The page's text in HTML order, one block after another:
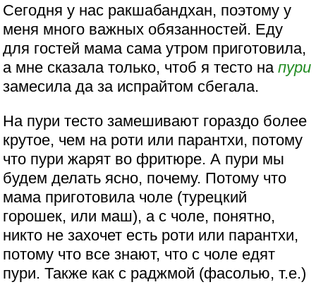
Сегодня у нас ракшабандхан, поэтому у
меня много важных обязанностей. Еду
для гостей мама сама утром приготовила,
а мне сказала только, чтоб я тесто напури
замесила да за испрайтом сбегала.
На пури тесто замешивают гораздо более
крутое, чем на роти или парантхи, потому
что пури жарят во фритюре. А пури мы
будем делать ясно, почему. Потому что
мама приготовила чоле (турецкий
горошек, или маш), а с чоле, понятно,
никто не захочет есть роти или парантхи,
потому что все знают, что с чоле едят
пури. Также как с раджмой (фасолью, т.е.)